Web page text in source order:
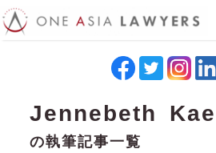
Jennebeth
の執筆記事一覧